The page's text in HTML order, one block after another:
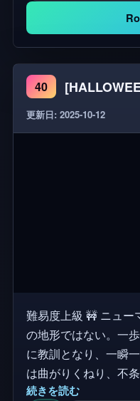
楽しんで、あなたが
してください! 🔥
40
更新日: 2025-10-12
難易度上級 🚧 ニューマウント・デカ この山はただ
の地形ではない。一
に教訓となり、一瞬
は曲がりくねり、不
す。 ጌ 主な特徴 🧗 スリリングなハイキング → どの
続きを読む